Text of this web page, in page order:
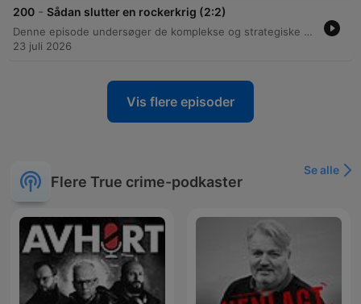
200 - Sådan slutter en rockerkrig (2:2)
Denne episode undersøger de komplekse og strategiske mekanismer bag fredsforhandlinger i bandemiljøet, herunder vigtigheden af våbenhvile og rollen som tredjepartsgarant for sikkerhed. Der kastes lys over, hvordan grupperinger kan udnytte eksisterende konflikter til egen fordel. Derudover diskuteres dynamikken i kriminelle grupperinger, hvor fredsaftaler kan bruges strategisk til at mindske politiets pres eller signalere styrke. Episoden belyser desuden udfordringerne ved moderne konflikter, der i stigende grad er drevet af økonomiske interesser og styret af internationale aktører.
23 juli 2026
Vis flere episoder
Flere True crime-podkaster
Se alle